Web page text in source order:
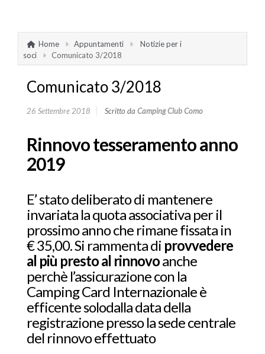
Home Appuntamenti
Notizie per i
soci
Comunicato 3/2018
Comunicato 3/2018
26 Settembre 2018 Scritto da Camping Club Como
Rinnovo tesseramento anno
2019
E’ stato deliberato di mantenere
invariata la quota associativa per il
prossimo anno che rimane fissata in
€ 35,00. Si rammenta di provvedere
al più presto al rinnovoanche
perchè l’assicurazione con la
Camping Card Internazionale è
efficente solodalla data della
registrazione presso la sede centrale
del rinnovo effettuato